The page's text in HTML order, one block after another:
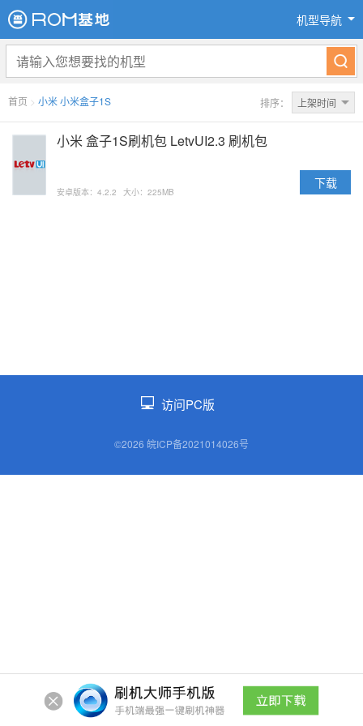
机型导航
首页 > 小米 小米盒子1S 排序： 上架时间
小米 盒子1S刷机包 LetvUI2.3 刷机包
安卓版本：4.2.2 大小：225MB
下载
访问PC版
©2026 皖ICP备2021014026号